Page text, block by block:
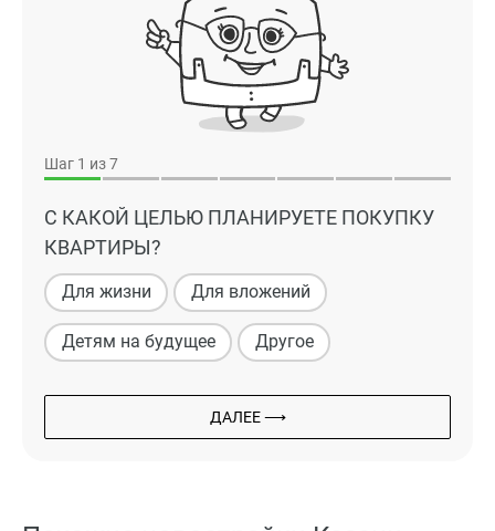
Шаг 1 из 7
С КАКОЙ ЦЕЛЬЮ ПЛАНИРУЕТЕ ПОКУПКУ
КВАРТИРЫ?
Для жизни Для вложений
Детям на будущее Другое
ДАЛЕЕ ⟶